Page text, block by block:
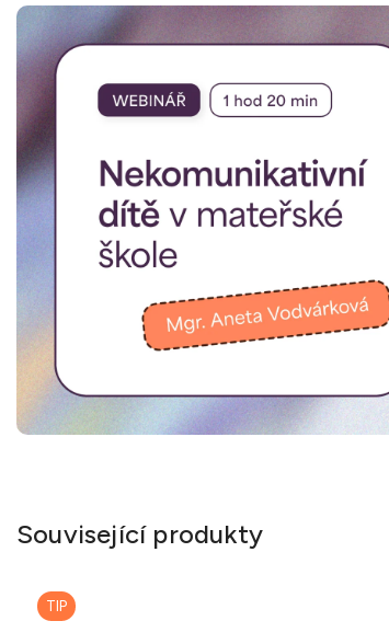
Související produkty
TIP